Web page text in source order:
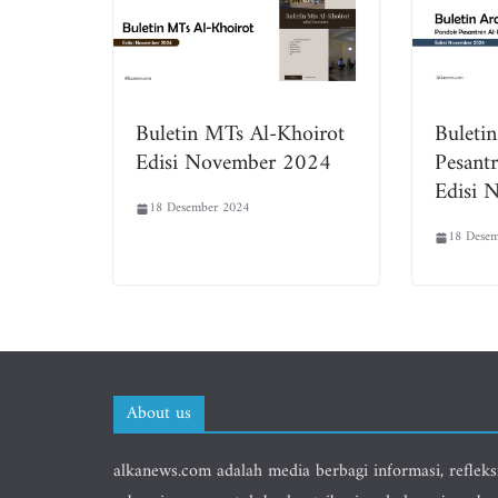
Buletin MTs Al-Khoirot
Edisi November 2024
18 Desember 2024 Edisi
18
About us
alkanews.com adalah media berbagi informasi,